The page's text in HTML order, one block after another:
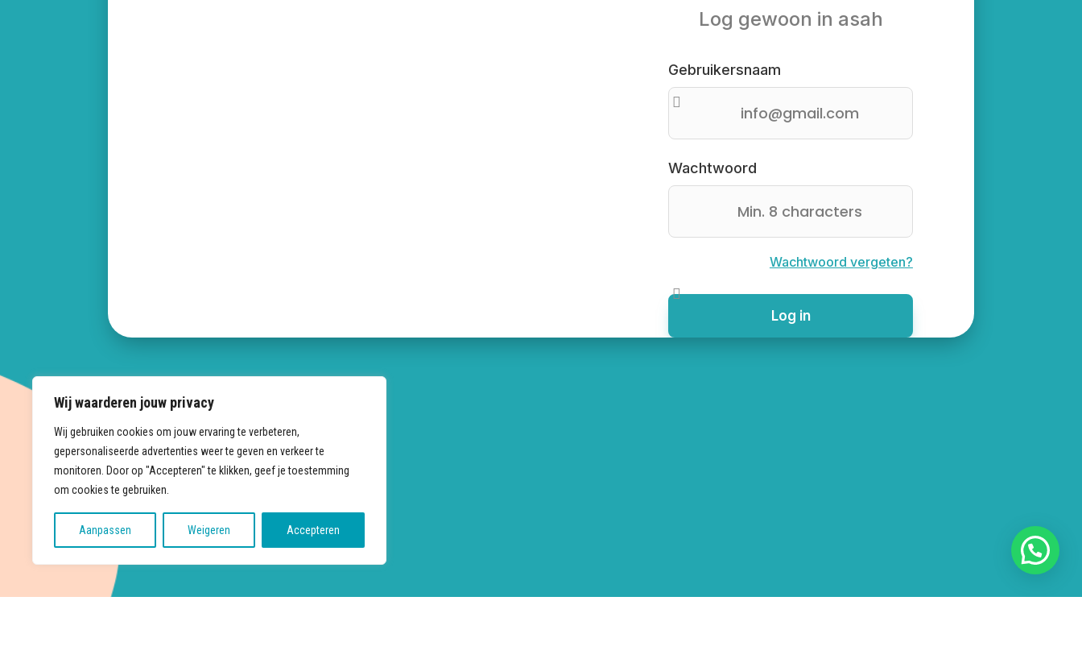
Wij waarderen jouw privacy
Wij gebruiken cookies om jouw ervaring te verbeteren,
gepersonaliseerde advertenties weer te geven en verkeer te
monitoren. Door op "Accepteren" te klikken, geef je toestemming
om cookies te gebruiken.
Aanpassen Weigeren Accepteren
Log gewoon in asah
Gebruikersnaam
Wachtwoord
Wachtwoord vergeten?
Log in